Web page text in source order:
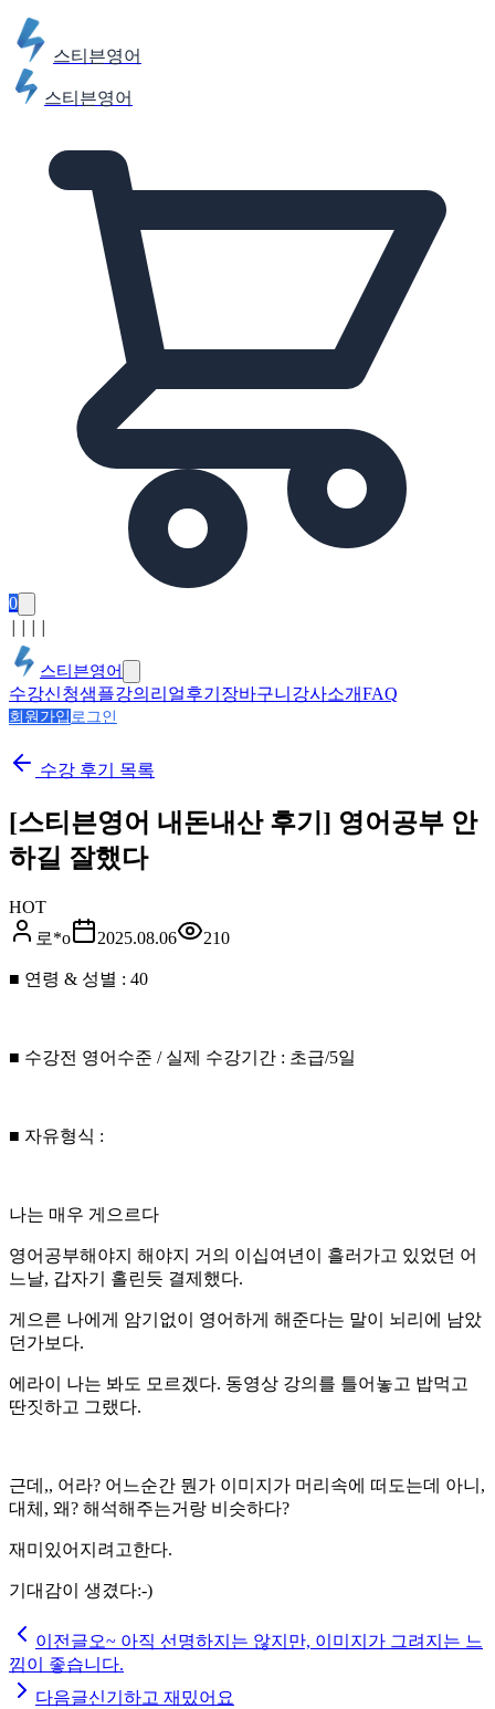
스티븐영어
스티븐영어
0
스티븐영어
수강신청샘플강의 리얼후기 장바구니 강사소개FAQ
회원가입 로그인
수강 후기 목록
[스티븐영어 내돈내산 후기] 영어공부 안
하길 잘했다
HOT
로*o
2025.08.06 210
■ 연령 & 성별 : 40
■ 수강전 영어수준 / 실제 수강기간 : 초급/5일
■ 자유형식 :
나는 매우 게으르다
영어공부해야지 해야지 거의 이십여년이 흘러가고 있었던 어
느날, 갑자기 홀린듯 결제했다.
게으른 나에게 암기없이 영어하게 해준다는 말이 뇌리에 남았
던가보다.
에라이 나는 봐도 모르겠다. 동영상 강의를 틀어놓고 밥먹고
딴짓하고 그랬다.
근데,, 어라? 어느순간 뭔가 이미지가 머리속에 떠도는데 아니,
대체, 왜? 해석해주는거랑 비슷하다?
재미있어지려고한다.
기대감이 생겼다:-)
이전글오~ 아직 선명하지는 않지만, 이미지가 그려지는 느
낌이 좋습니다.
다음글신기하고 재밌어요